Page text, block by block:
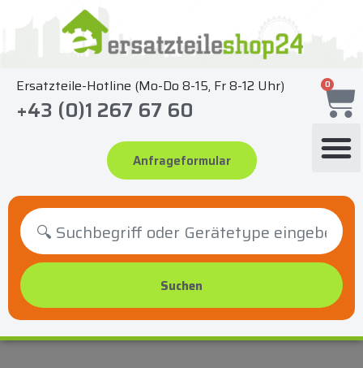
springen
Ersatzteile-Hotline (Mo-Do 8-15, Fr 8-12 Uhr)
+43 (0)1 267 67 60
Anfrageformular
0